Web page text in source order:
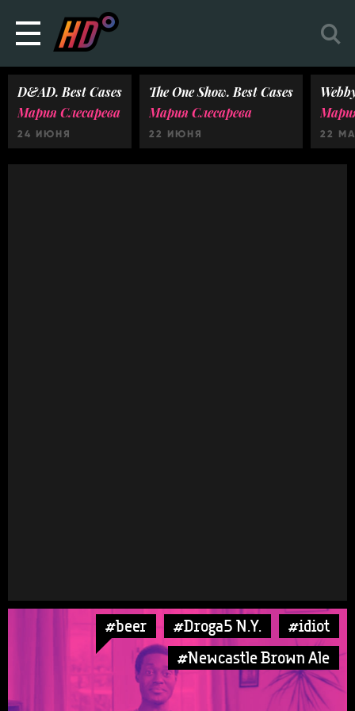
D&AD. Best Cases
Мария Слесарева
24 ИЮНЯ
The One Show. Best Cases
Мария Слесарева
22 ИЮНЯ 22
#beer #Droga5 N.Y.
#idiot
#Newcastle Brown Ale